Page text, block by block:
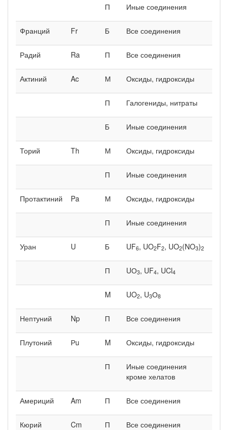
П Иные соединения
Франций Fr Б Все соединения
Радий Ra П Все соединения
Актиний Ac М Оксиды, гидроксиды
П Галогениды, нитраты
Б Иные соединения
Торий Th М Оксиды, гидроксиды
П Иные соединения
Протактиний Pa М Оксиды, гидроксиды
П Иные соединения
Уран U Б UF6, UO2F2, UO2(NO3)2
П UО3, UF4, UCl4
M UO2, U3О8
Нептуний Np П Все соединения
Плутоний Рu M Оксиды, гидроксиды
П
Иные соединения
кроме хелатов
Америций Am П Все соединения
Кюрий Cm П Все соединения